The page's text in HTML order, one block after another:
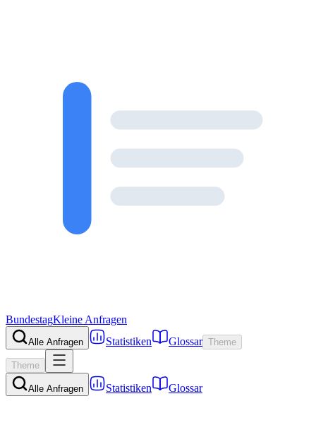
BundestagKleine Anfragen
Alle Anfragen Statistiken Glossar Theme
Theme
Alle Anfragen Statistiken Glossar